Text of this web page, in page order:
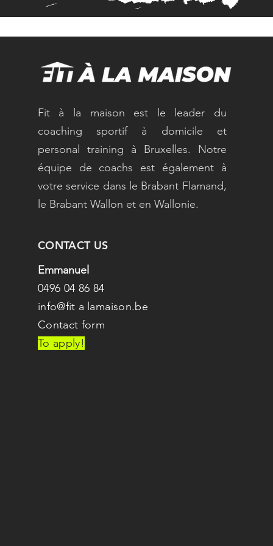
Fit à la maison est le leader du
coaching sportif à domicile et
personal training à Bruxelles. Notre
équipe de coachs est également à
votre service dans le Brabant Flamand,
le Brabant Wallon et en Wallonie.
CONTACT US
Emmanuel
0496 04 86 84
info@fit a lamaison.be
Contact form
To apply!